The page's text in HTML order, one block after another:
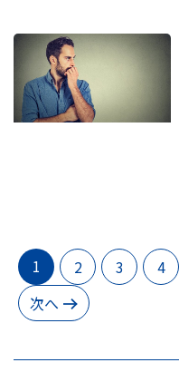
1 2 3 4
次へ